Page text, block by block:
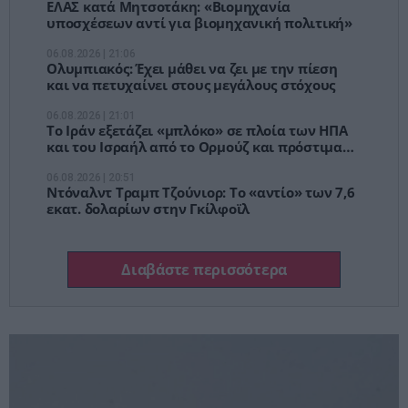
ΕΛΑΣ κατά Μητσοτάκη: «Βιομηχανία
υποσχέσεων αντί για βιομηχανική πολιτική»
Ολυμπιακός: Έχει μάθει να ζει με την πίεση
και να πετυχαίνει στους μεγάλους στόχους
Το Ιράν εξετάζει «μπλόκο» σε πλοία των ΗΠΑ
και του Ισραήλ από το Ορμούζ και πρόστιμα
Ντόναλντ Τραμπ Τζούνιορ: Το «αντίο» των 7,6
εκατ. δολαρίων στην Γκίλφοϊλ
Διαβάστε περισσότερα